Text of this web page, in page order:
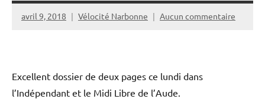
avril 9, 2018 Vélocité Narbonne Aucun commentaire
Excellent dossier de deux pages ce lundi dans
l’Indépendant et le Midi Libre de l’Aude.